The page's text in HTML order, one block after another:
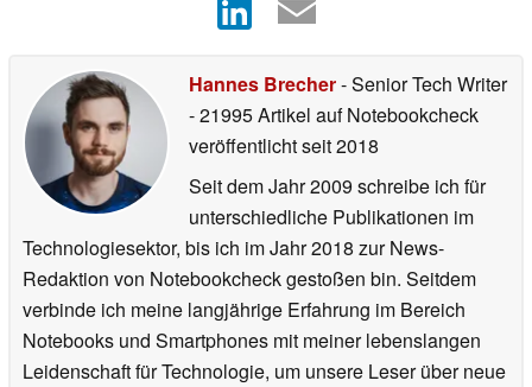
Hannes Brecher- Senior Tech Writer
- 21995 Artikel auf Notebookcheck
veröffentlichtseit 2018
Seit dem Jahr 2009 schreibe ich für
unterschiedliche Publikationen im
Technologiesektor, bis ich im Jahr 2018 zur News-
Redaktion von Notebookcheck gestoßen bin. Seitdem
verbinde ich meine langjährige Erfahrung im Bereich
Notebooks und Smartphones mit meiner lebenslangen
Leidenschaft für Technologie, um unsere Leser über neue